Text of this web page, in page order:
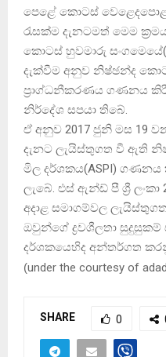
පෙළේ කොටස්
රැසක්ම දැනටමත් මෙම
කොටස් හුවමාරු
දැක්වීම අනුව නිෂ්ඡන්ද
ප්‍රාග්ධනීකරණය ගණනය
නිර්දේශ සපයා තිබේ.
ඒ අනුව 2017 ජුනි මස 19
දැනට ලැයිස්තුගත වී ඇති
මිල දර්ශකය(ASPI)
ලැබේ. එස් ඇන්ඩ් පී ශ්‍රී ලංකා
අදාළ සමාගම්වල
ඔවුන්ගේ ද්‍රවශීලතා සුදුසුකම්
දර්ශකයෙහිද අන්තර්ගත
(under the courtesy of
SHARE 0